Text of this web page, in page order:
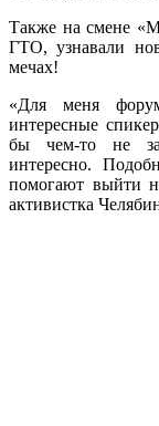
Также на смене
ГТО, узнавали
мечах!
«Для меня
интересные
бы чем-то не
интересно.
помогают выйти
активистка